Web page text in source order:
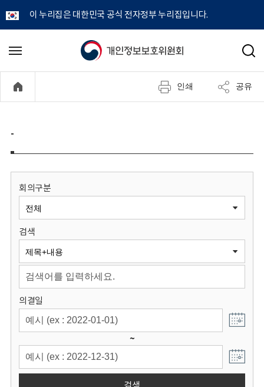
이 누리집은 대한민국 공식 전자정부 누리집입니다.
개
정
보
원
회
메
기
검
인쇄 공유
-
회의구분
검색
의결일
~